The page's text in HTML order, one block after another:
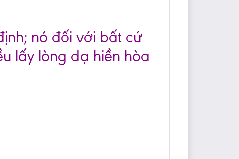
nó đối với bất cứ
lấy lòng dạ hiền hòa